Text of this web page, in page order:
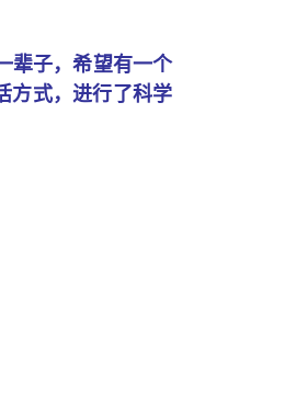
辈子，希望有一个
方式，进行了科学